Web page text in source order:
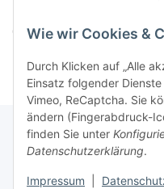
Wie wir Cookies &
Durch Klicken auf „Alle
Einsatz folgender
Vimeo, ReCaptcha. Sie
ändern (Fingerabdruck-
finden Sie unter
Datenschutzerklärung.
Impressum
Loading...